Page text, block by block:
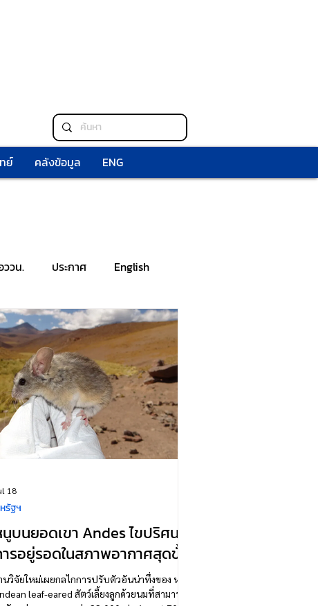
ย์ คลังข้อมูล ENG
ววน. ประกาศ English
บนยอดเขา Andes ไขปริศนา
รอยู่รอดในสภาพอากาศสุดขั้ว
นวิจัยใหม่เผยกลไกการปรับตัวอันน่าทึ่งของ หนู
leaf-eared สัตว์เลี้ยงลูกด้วยนมที่สามารถ
รัฐฯ
18